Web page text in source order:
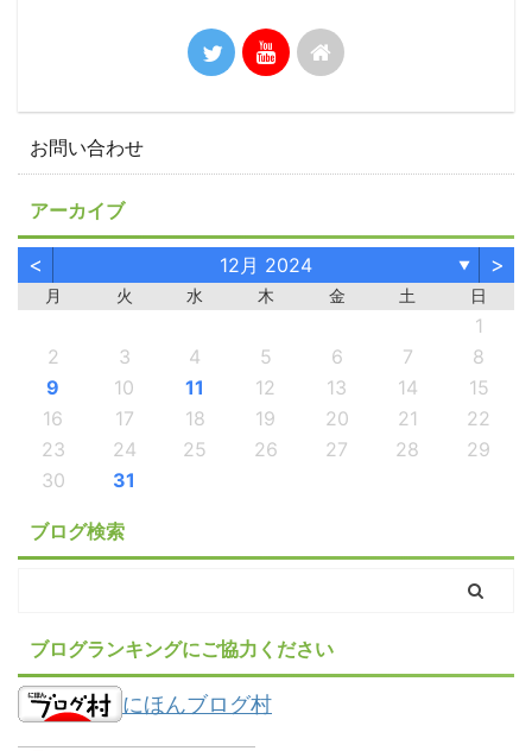
お問い合わせ
アーカイブ
< 12月 2024 ▼ >
月 火 水 木 金 土 日
1
2
3 4 5 6 7
8
9
10 11 12 13 14
15
16
17 18 19 20 21
22
23
24 25 26 27 28
29
30
31
ブログ検索
ブログランキングにご協力ください
にほんブログ村